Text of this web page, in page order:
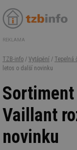
REKLAMA
TZB-info / Vytápění / Tepelná
letos o další novinku
Sortiment
Vaillant
novinku